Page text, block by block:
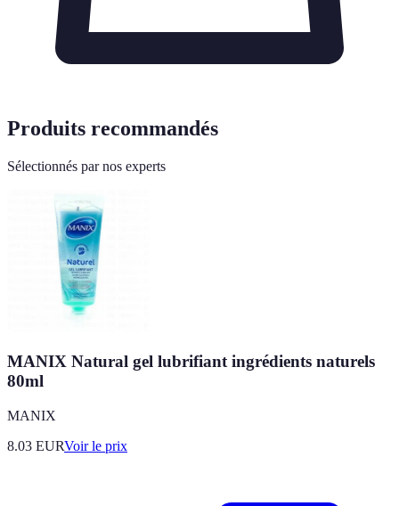
Produits recommandés
Sélectionnés par nos experts
MANIX Natural gel lubrifiant ingrédients naturels
80ml
MANIX
8.03 EURVoir le prix